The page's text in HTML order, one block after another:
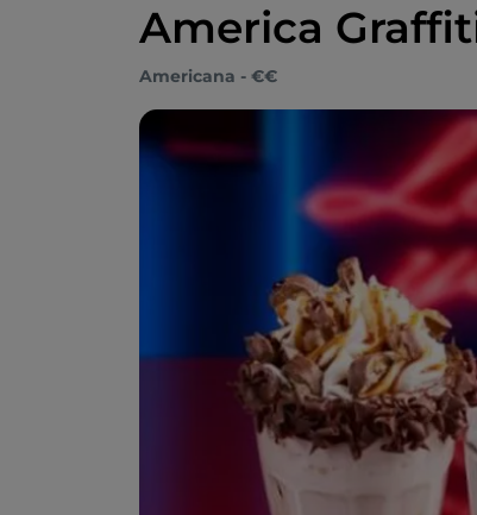
America
Americana - €€